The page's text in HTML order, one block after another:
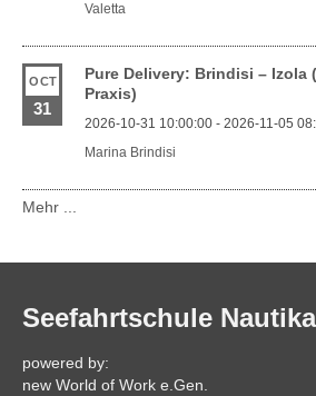
Valetta
OCT
31
Pure Delivery: Brindisi – Izola
Praxis)
2026-10-31 10:00:00 - 2026-11-05
Marina Brindisi
Mehr ...
Seefahrtschule Nautika
powered by:
new World of Work e.Gen.